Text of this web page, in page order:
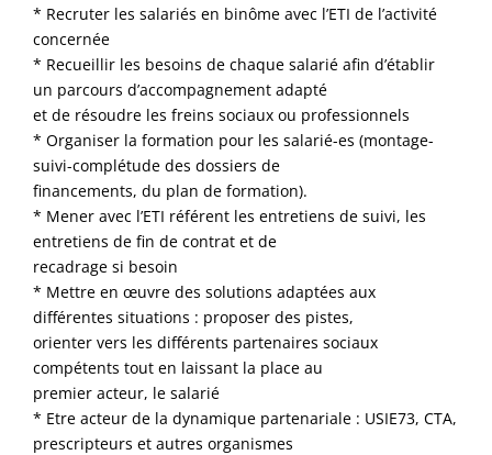
* Recruter les salariés en binôme avec l’ETI de l’activité
concernée
* Recueillir les besoins de chaque salarié afin d’établir
un parcours d’accompagnement adapté
et de résoudre les freins sociaux ou professionnels
* Organiser la formation pour les salarié-es (montage-
suivi-complétude des dossiers de
financements, du plan de formation).
* Mener avec l’ETI référent les entretiens de suivi, les
entretiens de fin de contrat et de
recadrage si besoin
* Mettre en œuvre des solutions adaptées aux
différentes situations : proposer des pistes,
orienter vers les différents partenaires sociaux
compétents tout en laissant la place au
premier acteur, le salarié
* Etre acteur de la dynamique partenariale : USIE73, CTA,
prescripteurs et autres organismes